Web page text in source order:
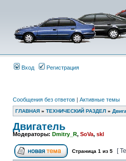
Вход Регистрация
Сообщения без ответов | Активные темы
ГЛАВНАЯ » ТЕХНИЧЕСКИЙ РАЗДЕЛ »
Двигатель
Модераторы: Dmitry_R, SoVa, skl
Страница 1 из 5 [